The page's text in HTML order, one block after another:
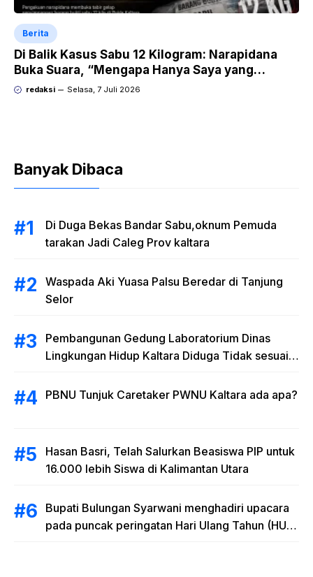
Berita
Di Balik Kasus Sabu 12 Kilogram: Narapidana
Buka Suara, “Mengapa Hanya Saya yang
Dipecat dan Dipidana?
redaksi Selasa, 7 Juli 2026
Banyak Dibaca
Di Duga Bekas Bandar Sabu,oknum Pemuda
tarakan Jadi Caleg Prov kaltara
Waspada Aki Yuasa Palsu Beredar di Tanjung
Selor
Pembangunan Gedung Laboratorium Dinas
Lingkungan Hidup Kaltara Diduga Tidak sesuai
PBNU Tunjuk Caretaker PWNU Kaltara ada apa?
Hasan Basri, Telah Salurkan Beasiswa PIP untuk
16.000 lebih Siswa di Kalimantan Utara
Bupati Bulungan Syarwani menghadiri upacara
pada puncak peringatan Hari Ulang Tahun (HUT)